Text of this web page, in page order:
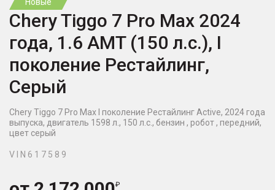
Chery Tiggo 7 Pro Max 2024
года, 1.6 AMT (150 л.с.), I
поколение Рестайлинг,
Серый
Chery Tiggo 7 Pro Max I поколение Рестайлинг Active, 2024 года
выпуска, двигатель 1598 л., 150 л.с., бензин , робот , передний,
цвет серый
V I N 6 1 7 5 8 9